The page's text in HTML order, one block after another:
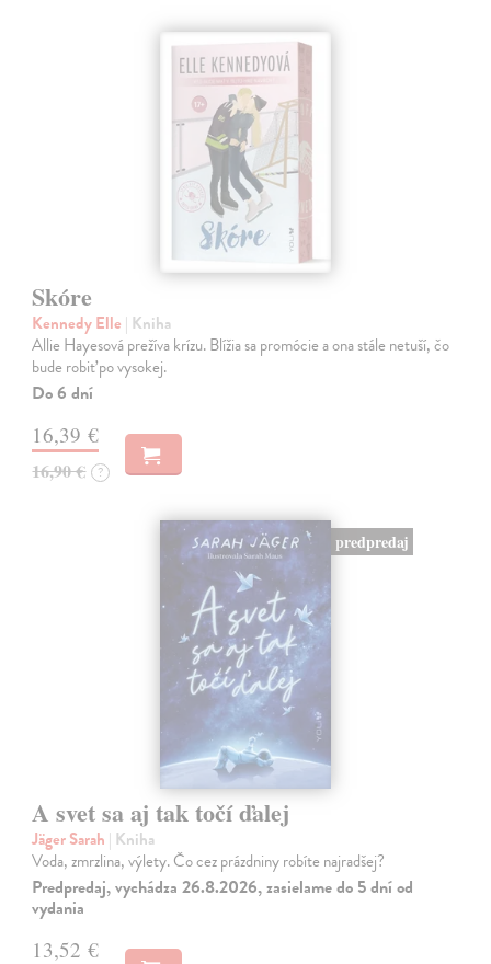
Skóre
Kennedy Elle | Kniha
Allie Hayesová prežíva krízu. Blížia sa promócie a ona stále netuší, čo
bude robiť po vysokej.
Do 6 dní
16,39 €
16,90 € ?
predpredaj
A svet sa aj tak točí ďalej
Jäger Sarah | Kniha
Voda, zmrzlina, výlety. Čo cez prázdniny robíte najradšej?
Predpredaj, vychádza 26.8.2026, zasielame do 5 dní od
vydania
13,52 €